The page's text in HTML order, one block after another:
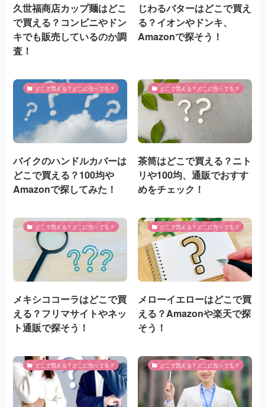
久世福商店カップ麺はどこ
で買える？コンビニやドン
キでも販売しているのか調
査！
じわるバターはどこで買え
る？イオンやドンキ、
Amazonで探そう！
どこで買える？どこに売ってる？
バイクのハンドルカバーは
どこで買える？100均や
Amazonで探してみた！
どこで買える？どこに売ってる？
茶筒はどこで買える？ニト
リや100均、通販でおすす
めをチェック！
どこで買える？どこに売ってる？
メキシココーラはどこで買
える？フリマサイトやネッ
ト通販で探そう！
どこで買える？どこに売ってる？
メローイエローはどこで買
える？Amazonや楽天で探
そう！
どこで買える？どこに売ってる？ どこで買える？どこに売ってる？